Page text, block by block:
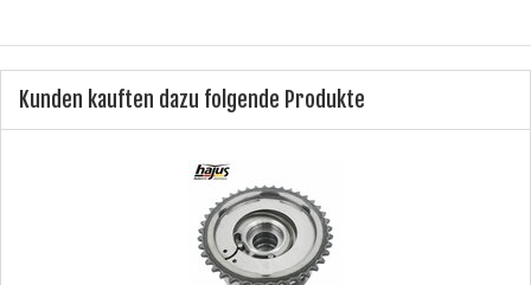
Kunden kauften dazu folgende Produkte